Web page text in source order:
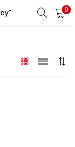
0
KAYIT OL